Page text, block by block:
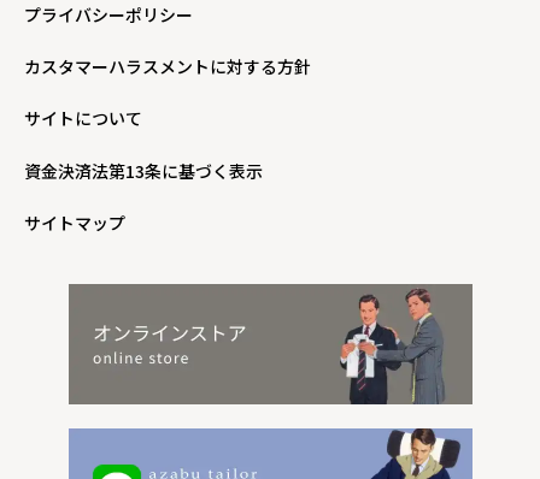
プライバシーポリシー
カスタマーハラスメントに対する方針
サイトについて
資金決済法第13条に基づく表示
サイトマップ